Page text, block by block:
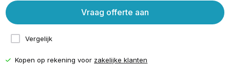
Vergelijk
Vraag offerte aan
Kopen op rekening voor zakelijke klanten